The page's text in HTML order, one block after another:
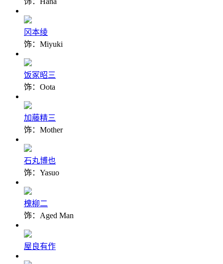
冈本绫
饰：Miyuki
饭冢昭三
饰：Oota
加藤精三
饰：Mother
石丸博也
饰：Yasuo
槐柳二
饰：Aged Man
屋良有作